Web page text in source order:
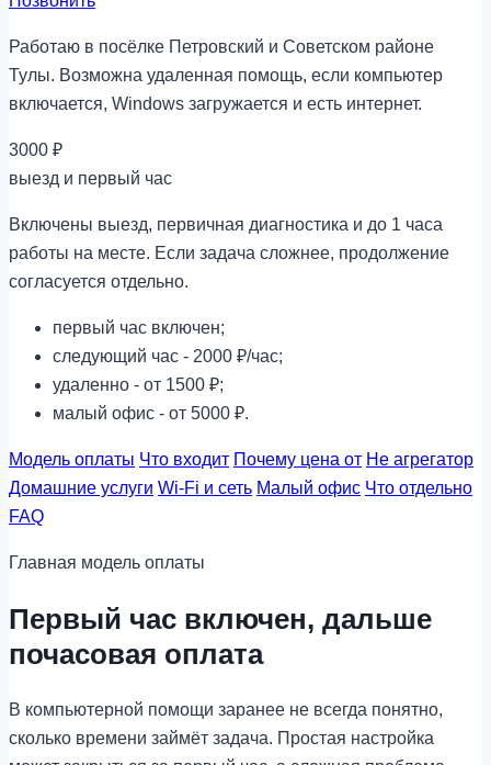
Работаю в посёлке Петровский и Советском районе
Тулы. Возможна удаленная помощь, если компьютер
включается, Windows загружается и есть интернет.
3000 ₽
выезд и первый час
Включены выезд, первичная диагностика и до 1 часа
работы на месте. Если задача сложнее, продолжение
согласуется отдельно.
первый час включен;
следующий час - 2000 ₽/час;
удаленно - от 1500 ₽;
малый офис - от 5000 ₽.
Модель оплаты Что входит Почему цена от Не агрегатор
Домашние услуги Wi-Fi и сеть Малый офис Что отдельно
FAQ
Главная модель оплаты
Первый час включен, дальше
почасовая оплата
В компьютерной помощи заранее не всегда понятно,
сколько времени займёт задача. Простая настройка